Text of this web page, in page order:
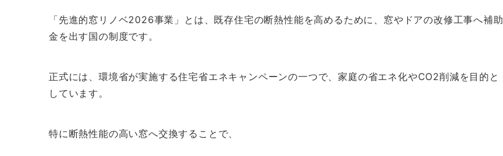
「先進的窓リノベ2026事業」とは、既存住宅の断熱性能を高めるために、窓やドアの改修工事へ補助
金を出す国の制度です。
正式には、環境省が実施する住宅省エネキャンペーンの一つで、家庭の省エネ化やCO2削減を目的と
しています。
特に断熱性能の高い窓へ交換することで、